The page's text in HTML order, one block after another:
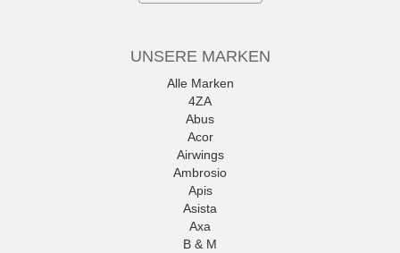
UNSERE MARKEN
Alle Marken
4ZA
Abus
Acor
Airwings
Ambrosio
Apis
Asista
Axa
B & M